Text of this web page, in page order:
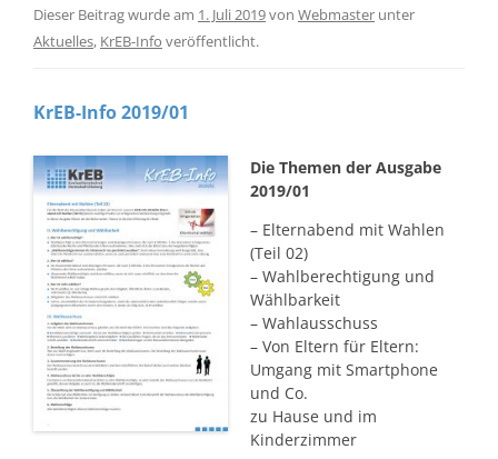
Dieser Beitrag wurde am 1. Juli 2019von Webmaster unter
Aktuelles, KrEB-Info veröffentlicht.
KrEB-Info 2019/01
Die Themen der Ausgabe
2019/01
– Elternabend mit Wahlen
(Teil 02)
– Wahlberechtigung und
Wählbarkeit
– Wahlausschuss
– Von Eltern für Eltern:
Umgang mit Smartphone
und Co.
zu Hause und im
Kinderzimmer